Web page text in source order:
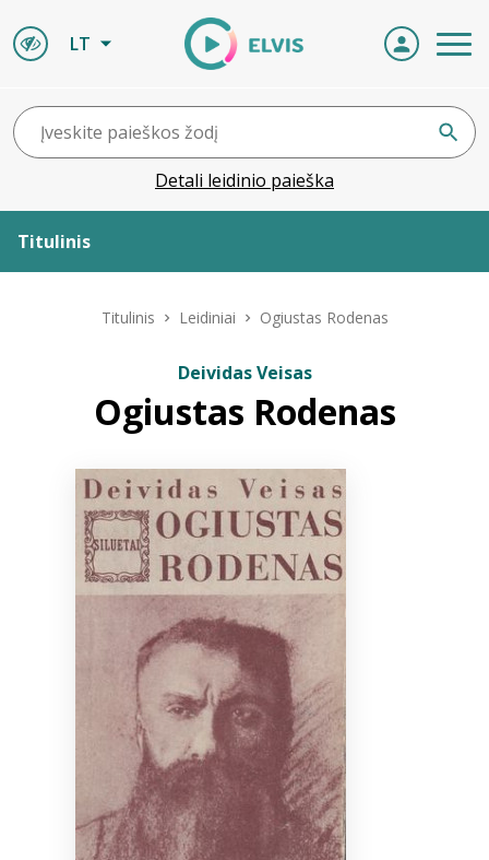
LT
Detali leidinio paieška
Titulinis
ELVIS atvyksta
Naujienos
Bibliotekoms
info@elvislab.lt
Titulinis Leidiniai Ogiustas Rodenas
Deividas Veisas
Ogiustas Rodenas